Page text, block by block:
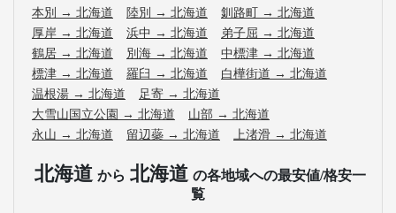
本別 → 北海道 陸別 → 北海道 釧路町 → 北海道
厚岸 → 北海道 浜中 → 北海道 弟子屈 → 北海道
鶴居 → 北海道 別海 → 北海道 中標津 → 北海道
標津 → 北海道 羅臼 → 北海道 白樺街道 → 北海道
温根湯 → 北海道 足寄 → 北海道
大雪山国立公園 → 北海道 山部 → 北海道
永山 → 北海道 留辺蘂 → 北海道 上渚滑 → 北海道
北海道 から 北海道 の各地域への最安値/格安一
覧